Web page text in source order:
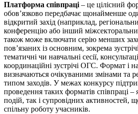
Платформа співпраці – це цілісний
обов’язково передбачає щонайменше
відкритий захід (наприклад,
конференцію або інший
також може включати серію менших
пов’язаних із основним, зокрема
тематичні чи навчальні сесії,
координаційні зустрічі ОГС. Формат і
визначаються очікуваними змінами та
типом заходів. У межах конкурсу
проведення таких форматів співпраці
подій, так і супровідних активностей,
спільну роботу учасників.